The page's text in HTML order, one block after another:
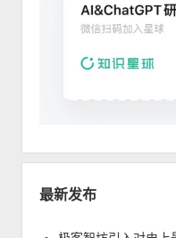
最新发布